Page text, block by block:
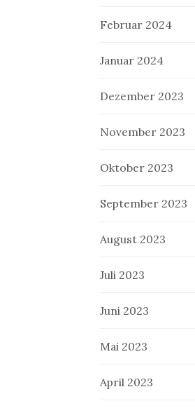
Februar 2024
Januar 2024
Dezember 2023
November 2023
Oktober 2023
September 2023
August 2023
Juli 2023
Juni 2023
Mai 2023
April 2023